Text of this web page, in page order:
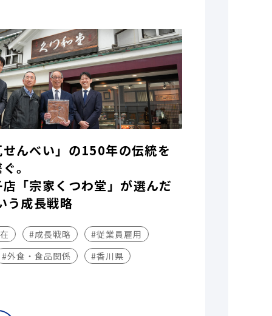
んべい」の150年の伝統を
。
「宗家くつわ堂」が選んだ
う成長戦略
#成長戦略
#従業員雇用
#外食・食品関係
#香川県